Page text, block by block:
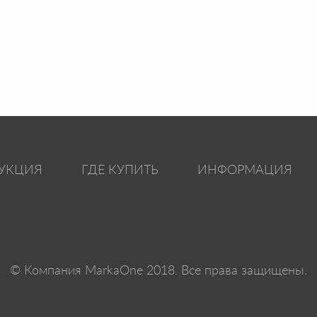
ГДЕ КУПИТЬ ИНФОРМАЦИЯ
© Компания MarkaOne 2018. Все права защищены.